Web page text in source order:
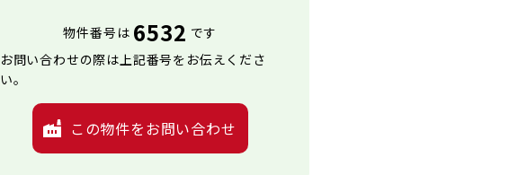
物件番号は 6532 です
お問い合わせの際は上記番号をお伝えくださ
い。
この物件をお問い合わせ